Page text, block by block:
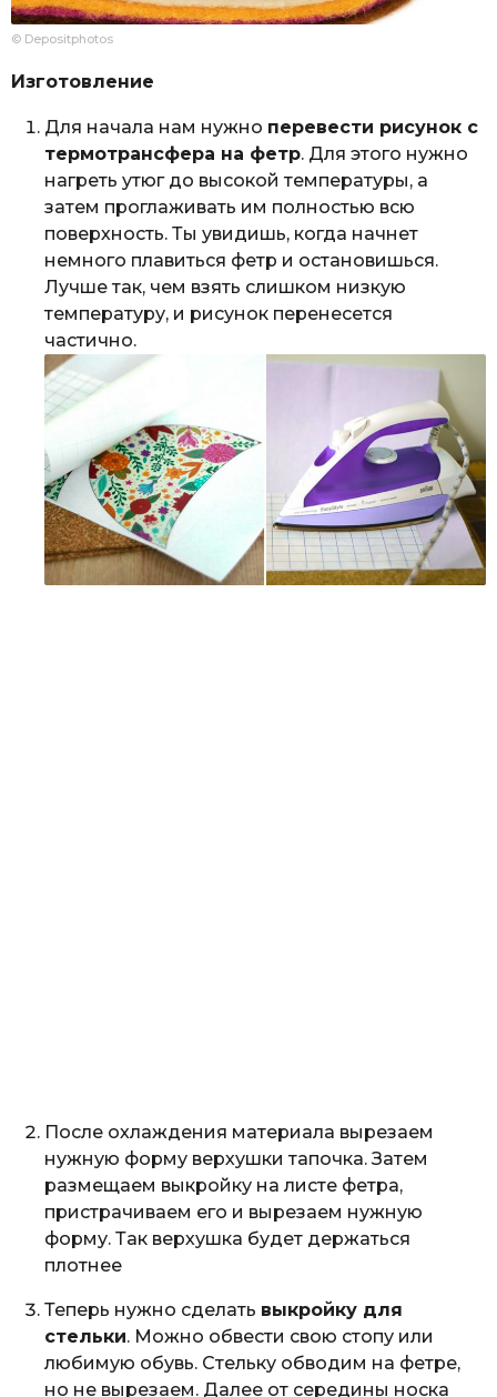
© Depositphotos
Изготовление
Для начала нам нужно перевести рисунок с
термотрансфера на фетр. Для этого нужно
нагреть утюг до высокой температуры, а
затем проглаживать им полностью всю
поверхность. Ты увидишь, когда начнет
немного плавиться фетр и остановишься.
Лучше так, чем взять слишком низкую
температуру, и рисунок перенесется
частично.
После охлаждения материала вырезаем
нужную форму верхушки тапочка. Затем
размещаем выкройку на листе фетра,
пристрачиваем его и вырезаем нужную
форму. Так верхушка будет держаться
плотнее
Теперь нужно сделать выкройку для
стельки. Можно обвести свою стопу или
любимую обувь. Стельку обводим на фетре,
но не вырезаем. Далее от середины носка